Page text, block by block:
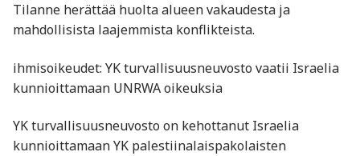
Tilanne herättää huolta alueen vakaudesta ja
mahdollisista laajemmista konflikteista.
ihmisoikeudet: YK turvallisuusneuvosto vaatii Israelia
kunnioittamaan UNRWA oikeuksia
YK turvallisuusneuvosto on kehottanut Israelia
kunnioittamaan YK palestiinalaispakolaisten